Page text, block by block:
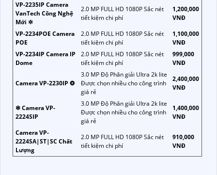
VP-2235IP Camera
VanTech Công Nghệ
Mới ✲
2.0 MP FULL HD 1080P Sắc nét
tiết kiệm chi phí
1,200,000
VNĐ
VP-2234POE Camera
POE
2.0 MP FULL HD 1080P Sắc nét
tiết kiệm chi phí
1,100,000
VNĐ
VP-2234IP Camera IP
Dome
2.0 MP FULL HD 1080P Sắc nét
tiết kiệm chi phí
999,000
VNĐ
Camera VP-2230IP ❂
3.0 MP Độ Phân giải Ultra 2k lite
Được chọn nhiều cho công trình
giá rẻ
2,400,000
VNĐ
❇ Camera VP-
2224SIP
3.0 MP Độ Phân giải Ultra 2k lite
Được chọn nhiều cho công trình
giá rẻ
1,400,000
VNĐ
Camera VP-
2224SA|ST|SC Chất
Lượng
2.0 MP FULL HD 1080P Sắc nét
tiết kiệm chi phí
910,000
VNĐ